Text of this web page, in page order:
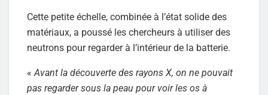
Cette petite échelle, combinée à l’état solide des
matériaux, a poussé les chercheurs à utiliser des
neutrons pour regarder à l’intérieur de la batterie.
«Avant la découverte des rayons X, on ne pouvait
pas regarder sous la peau pour voir les os à